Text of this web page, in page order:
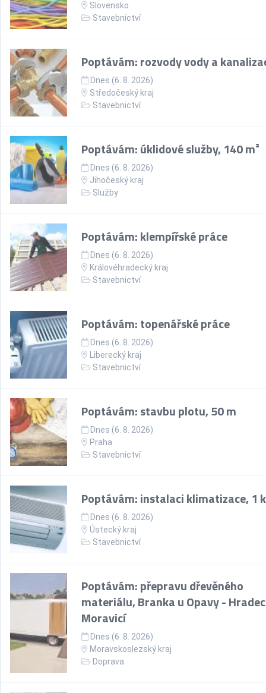
Slovensko
Stavebnictví
Poptávám: rozvody vody a
Dnes (6. 8. 2026)
Středočeský kraj
Stavebnictví
Poptávám: úklidové služby, 140 m²
Dnes (6. 8. 2026)
Jihočeský kraj
Služby
Poptávám: klempířské práce
Dnes (6. 8. 2026)
Královéhradecký kraj
Stavebnictví
Poptávám: topenářské práce
Dnes (6. 8. 2026)
Liberecký kraj
Stavebnictví
Poptávám: stavbu plotu, 50 m
Dnes (6. 8. 2026)
Praha
Stavebnictví
Poptávám: instalaci klimatizace, 1
Dnes (6. 8. 2026)
Ústecký kraj
Stavebnictví
Poptávám: přepravu dřevěného
materiálu, Branka u Opavy -
Moravicí
Dnes (6. 8. 2026)
Moravskoslezský kraj
Doprava